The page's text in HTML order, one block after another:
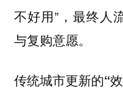
不好用”，最终人
与复购意愿。
传统城市更新的“